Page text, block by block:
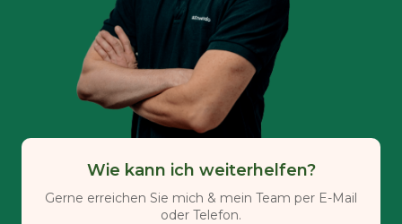
Wie kann ich weiterhelfen?
Gerne erreichen Sie mich & mein Team per E-Mail
oder Telefon.